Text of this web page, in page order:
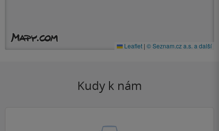
Leaflet | © Seznam.cz a.s. a další
Kudy k nám